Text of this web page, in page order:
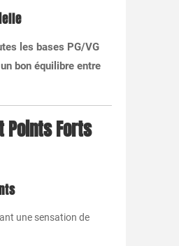
les bases PG/VG
bon équilibre entre
Points Forts
une sensation de